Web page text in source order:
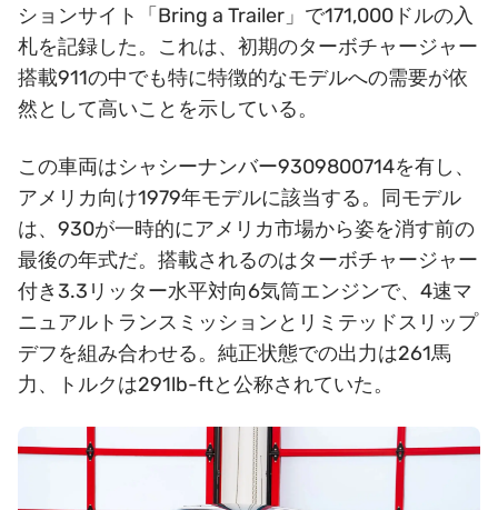
ションサイト「Bring a Trailer」で171,000ドルの入
札を記録した。これは、初期のターボチャージャー
搭載911の中でも特に特徴的なモデルへの需要が依
然として高いことを示している。
この車両はシャシーナンバー9309800714を有し、
アメリカ向け1979年モデルに該当する。同モデル
は、930が一時的にアメリカ市場から姿を消す前の
最後の年式だ。搭載されるのはターボチャージャー
付き3.3リッター水平対向6気筒エンジンで、4速マ
ニュアルトランスミッションとリミテッドスリップ
デフを組み合わせる。純正状態での出力は261馬
力、トルクは291lb-ftと公称されていた。